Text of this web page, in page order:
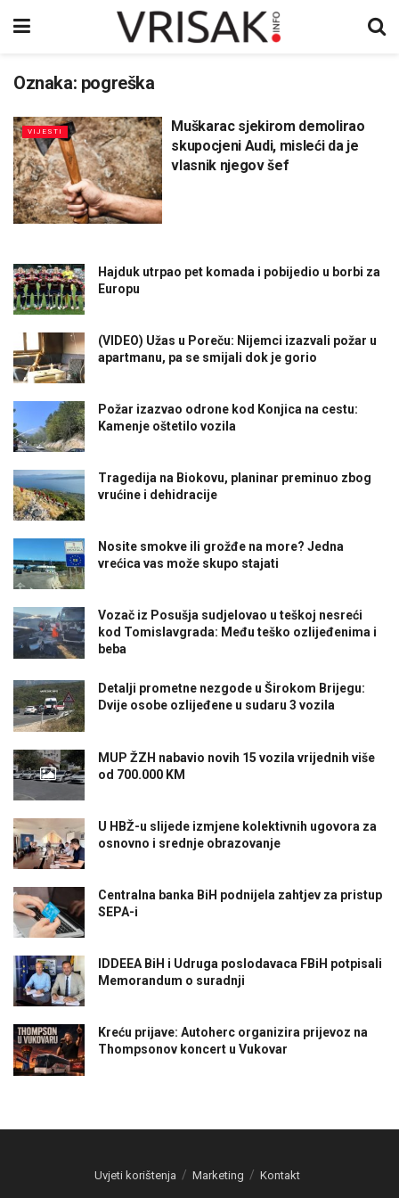
Oznaka: pogreška
VIJESTI
Muškarac sjekirom demolirao
skupocjeni Audi, misleći da je
vlasnik njegov šef
Hajduk utrpao pet komada i pobijedio u borbi za
Europu
(VIDEO) Užas u Poreču: Nijemci izazvali požar u
apartmanu, pa se smijali dok je gorio
Požar izazvao odrone kod Konjica na cestu:
Kamenje oštetilo vozila
Tragedija na Biokovu, planinar preminuo zbog
vrućine i dehidracije
Nosite smokve ili grožđe na more? Jedna
vrećica vas može skupo stajati
Vozač iz Posušja sudjelovao u teškoj nesreći
kod Tomislavgrada: Među teško ozlijeđenima i
beba
Detalji prometne nezgode u Širokom Brijegu:
Dvije osobe ozlijeđene u sudaru 3 vozila
MUP ŽZH nabavio novih 15 vozila vrijednih više
od 700.000 KM
U HBŽ-u slijede izmjene kolektivnih ugovora za
osnovno i srednje obrazovanje
Centralna banka BiH podnijela zahtjev za pristup
SEPA-i
IDDEEA BiH i Udruga poslodavaca FBiH potpisali
Memorandum o suradnji
Kreću prijave: Autoherc organizira prijevoz na
Thompsonov koncert u Vukovar
Uvjeti korištenja Marketing Kontakt